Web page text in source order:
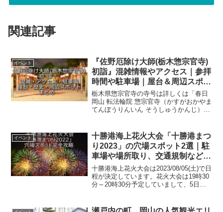
関連記事
イベント
『佐野厄除け大師(栃木惣宗官寺)
初詣』混雑情報やアクセス｜参拝
時間や駐車場｜屋台＆周辺スポッ
トのまとめ
栃木県惣宗官寺の寺号は詳しくは「春日
岡山 転法輪院 惣宗官寺（かすがおかやま
てんぼうりんいん そうしゅうかんじ）」
で、以下佐野厄除け大師で記載していき
ます。佐野厄除け...
イベント
十勝港海上花火大会「十勝港まつ
り2023」の穴場スポット2選｜駐
車場や場所取り、交通規制など完
全網羅
十勝港海上花火大会は2023/08/05(土)で日
程が決定しています。花火大会は19時30
分～20時30分予定していまして、5日が
勝港第4ふ頭 （広尾町会所前6丁目）...